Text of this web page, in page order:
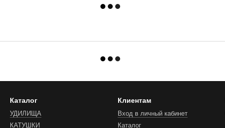
Каталог
УДИЛИЩА
КАТУШКИ
Клиентам
Вход в личный кабинет
Каталог